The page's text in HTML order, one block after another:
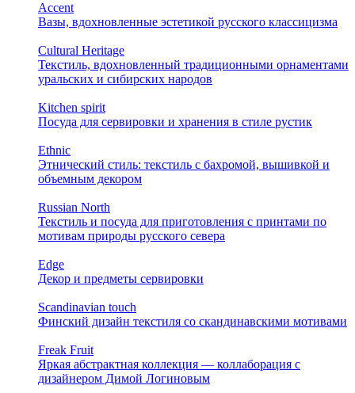
Accent
Вазы, вдохновленные эстетикой русского классицизма
Cultural Heritage
Текстиль, вдохновленный традиционными орнаментами
уральских и сибирских народов
Kitchen spirit
Посуда для сервировки и хранения в стиле рустик
Ethnic
Этнический стиль: текстиль с бахромой, вышивкой и
объемным декором
Russian North
Текстиль и посуда для приготовления с принтами по
мотивам природы русского севера
Edge
Декор и предметы сервировки
Scandinavian touch
Финский дизайн текстиля со скандинавскими мотивами
Freak Fruit
Яркая абстрактная коллекция — коллаборация с
дизайнером Димой Логиновым